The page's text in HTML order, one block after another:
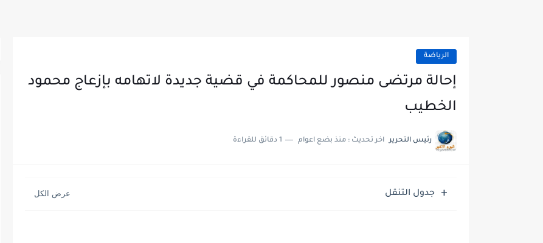
الرياضة
إحالة مرتضى منصور للمحاكمة في قضية جديدة لاتهامه بإزعاج محمود
الخطيب
رئيس التحرير اخر تحديث : منذ بضع اعوام 1 دقائق للقراءة
جدول التنقل